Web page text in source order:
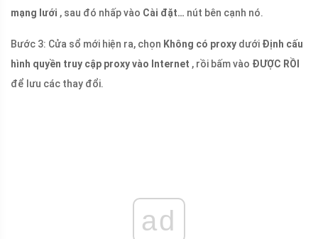
mạng lưới , sau đó nhấp vào Cài đặt… nút bên cạnh nó.
Bước 3: Cửa sổ mới hiện ra, chọn Không có proxy dưới Định cấu
hình quyền truy cập proxy vào Internet , rồi bấm vào ĐƯỢC RỒI
để lưu các thay đổi.
ad